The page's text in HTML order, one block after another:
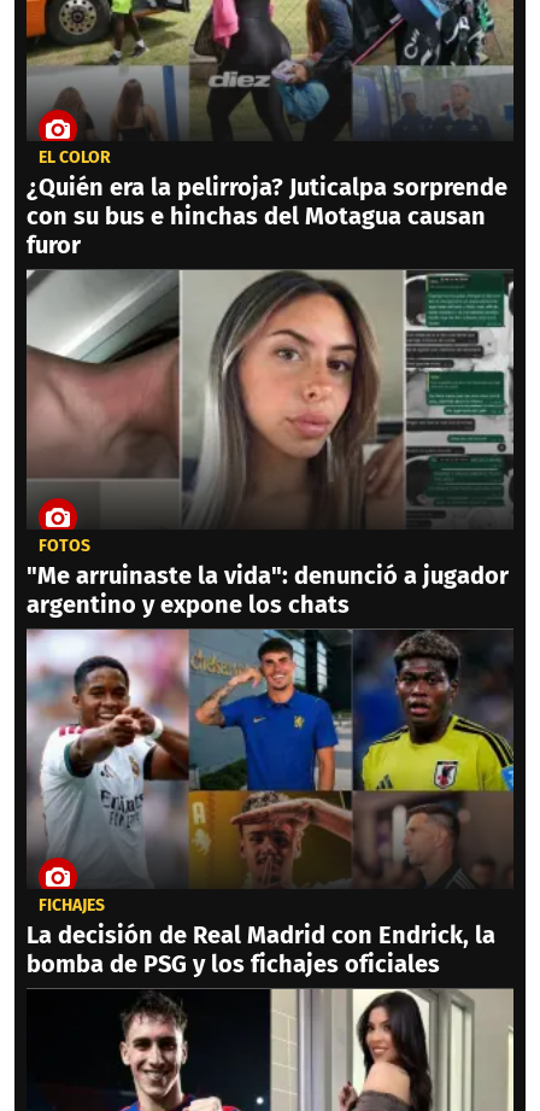
EL COLOR
¿Quién era la pelirroja? Juticalpa sorprende
con su bus e hinchas del Motagua causan
furor
FOTOS
"Me arruinaste la vida": denunció a jugador
argentino y expone los chats
FICHAJES
La decisión de Real Madrid con Endrick, la
bomba de PSG y los fichajes oficiales